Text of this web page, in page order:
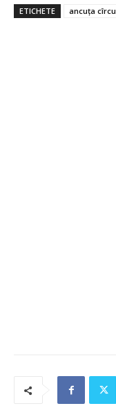
ETICHETE ancuța cîrcu